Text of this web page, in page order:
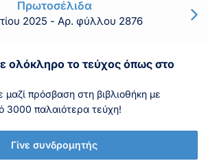
Πρωτοσέλιδα
2025 - Αρ. φύλλου 2876
ολόκληρο το τεύχος όπως στο
μαζί πρόσβαση στη βιβλιοθήκη με
3000 παλαιότερα τεύχη!
Γίνε συνδρομητής